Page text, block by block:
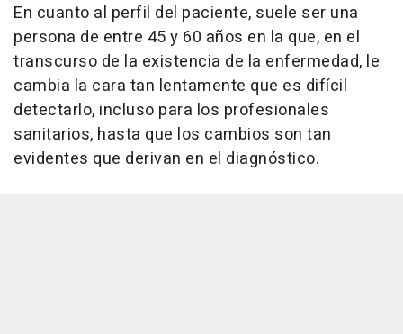
En cuanto al perfil del paciente, suele ser una
persona de entre 45 y 60 años en la que, en el
transcurso de la existencia de la enfermedad, le
cambia la cara tan lentamente que es difícil
detectarlo, incluso para los profesionales
sanitarios, hasta que los cambios son tan
evidentes que derivan en el diagnóstico.